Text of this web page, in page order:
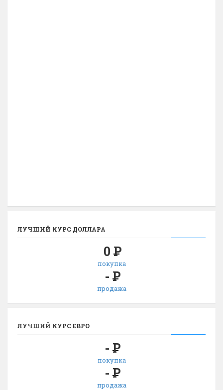
ЛУЧШИЙ КУРС ДОЛЛАРА
0 Р
покупка
- Р
продажа
ЛУЧШИЙ КУРС ЕВРО
- Р
покупка
- Р
продажа